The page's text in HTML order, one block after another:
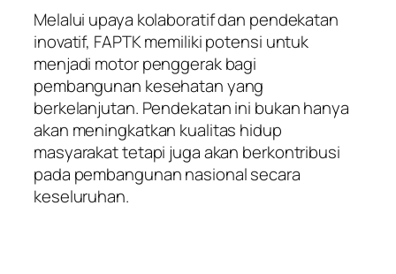
Melalui upaya kolaboratif dan pendekatan
inovatif, FAPTK memiliki potensi untuk
menjadi motor penggerak bagi
pembangunan kesehatan yang
berkelanjutan. Pendekatan ini bukan hanya
akan meningkatkan kualitas hidup
masyarakat tetapi juga akan berkontribusi
pada pembangunan nasional secara
keseluruhan.